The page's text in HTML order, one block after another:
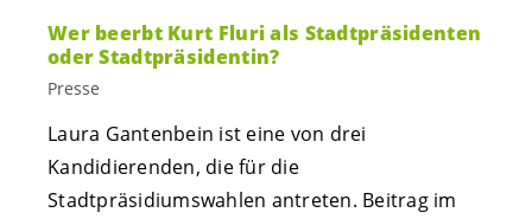
Wer beerbt Kurt Fluri als Stadtpräsidenten
oder Stadtpräsidentin?
Presse
Laura Gantenbein ist eine von drei
Kandidierenden, die für die
Stadtpräsidiumswahlen antreten. Beitrag im